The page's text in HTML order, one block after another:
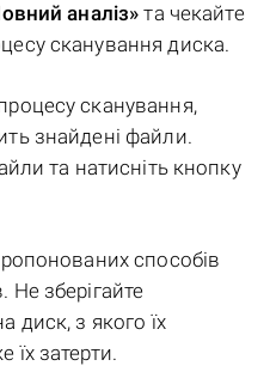
аналіз»та чекайте
сканування диска.
сканування,
знайдені файли.
та натисніть кнопку
способів
зберігайте
диск, з якого їх
затерти.